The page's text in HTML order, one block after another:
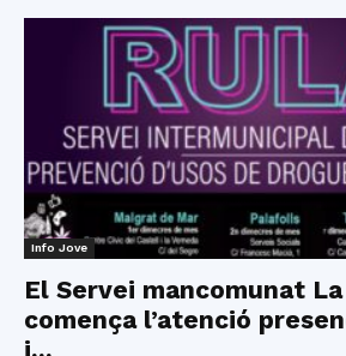
Info Jove
El Servei mancomunat
comença l’atenció
i...